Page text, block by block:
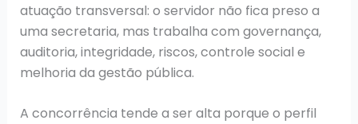
atuação transversal: o servidor não fica preso a
uma secretaria, mas trabalha com governança,
auditoria, integridade, riscos, controle social e
melhoria da gestão pública.
A concorrência tende a ser alta porque o perfil